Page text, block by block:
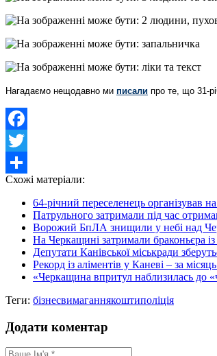
Нагадаємо нещодавно ми писали про те, що 31-
Facebook
Twitter
Share
Схожі матеріали:
64-річний переселенець організував
Патрульного затримали під час
Ворожий БпЛА знищили у небі над
На Черкащині затримали браконьєра
Депутати Канівської міськради
Рекорд із аліментів у Каневі – за
«Черкащина впритул наблизилась до
Теги: бізнесвимаганнякоштиполіція
Додати коментар